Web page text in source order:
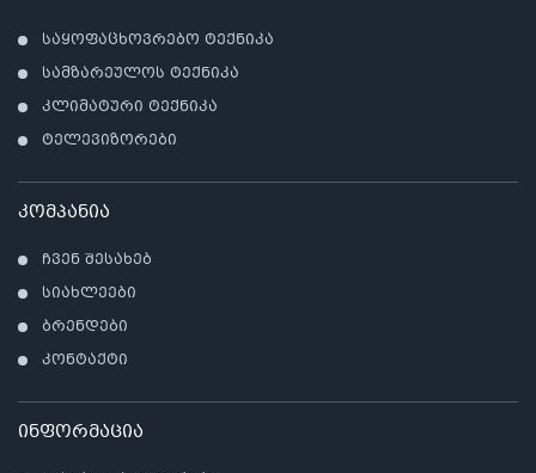
საყოფაცხოვრებო ტექნიკა
სამზარეულოს ტექნიკა
კლიმატური ტექნიკა
ტელევიზორები
კომპანია
ჩვენ შესახებ
სიახლეები
ბრენდები
კონტაქტი
ინფორმაცია